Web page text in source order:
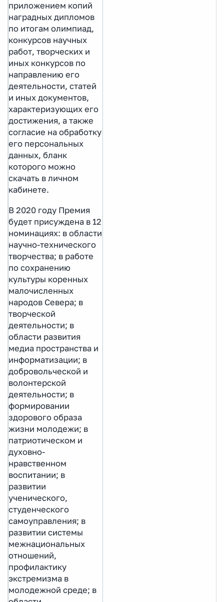
приложением копий
наградных дипломов
по итогам олимпиад,
конкурсов научных
работ, творческих и
иных конкурсов по
направлению его
деятельности, статей
и иных документов,
характеризующих его
достижения, а также
согласие на обработку
его персональных
данных, бланк
которого можно
скачать в личном
кабинете.
В 2020 году Премия
будет присуждена в 12
номинациях: в области
научно-технического
творчества; в работе
по сохранению
культуры коренных
малочисленных
народов Севера; в
творческой
деятельности; в
области развития
медиа пространства и
информатизации; в
добровольческой и
волонтерской
деятельности; в
формировании
здорового образа
жизни молодежи; в
патриотическом и
духовно-
нравственном
воспитании; в
развитии
ученического,
студенческого
самоуправления; в
развитии системы
межнациональных
отношений,
профилактику
экстремизма в
молодежной среде; в